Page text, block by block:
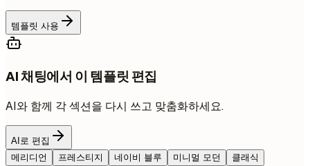
템플릿 사용
AI 채팅에서 이 템플릿 편집
AI와 함께 각 섹션을 다시 쓰고 맞춤화하세요.
AI로 편집
메리디언
프레스티지 네이비 블루 미니멀 모던
클래식